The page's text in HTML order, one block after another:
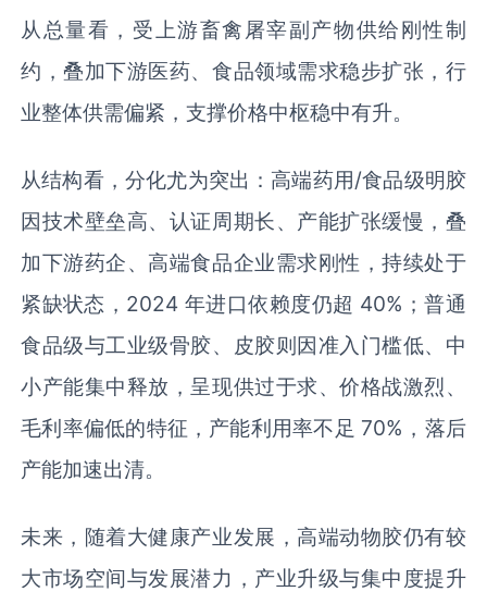
从总量看，受上游畜禽屠宰副产物供给刚性制
约，叠加下游医药、食品领域需求稳步扩张，行
业整体供需偏紧，支撑价格中枢稳中有升。
从结构看，分化尤为突出：高端药用/食品级明胶
因技术壁垒高、认证周期长、产能扩张缓慢，叠
加下游药企、高端食品企业需求刚性，持续处于
紧缺状态，2024 年进口依赖度仍超 40%；普通
食品级与工业级骨胶、皮胶则因准入门槛低、中
小产能集中释放，呈现供过于求、价格战激烈、
毛利率偏低的特征，产能利用率不足 70%，落后
产能加速出清。
未来，随着大健康产业发展，高端动物胶仍有较
大市场空间与发展潜力，产业升级与集中度提升